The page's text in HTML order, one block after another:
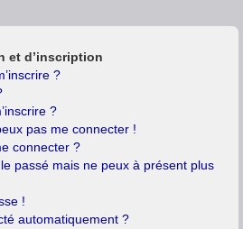
et d’inscription
?
?
pas me connecter !
connecter ?
passé mais ne peux à présent plus
!
automatiquement ?